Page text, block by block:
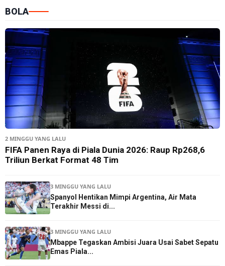
BOLA
2 MINGGU YANG LALU
FIFA Panen Raya di Piala Dunia 2026: Raup Rp268,6
Triliun Berkat Format 48 Tim
3 MINGGU YANG LALU
Spanyol Hentikan Mimpi Argentina, Air Mata
Terakhir Messi di...
3 MINGGU YANG LALU
Mbappe Tegaskan Ambisi Juara Usai Sabet Sepatu
Emas Piala...